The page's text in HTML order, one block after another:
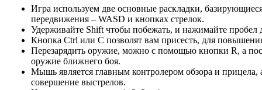
Игра используем две основные раскладки,
передвижения – WASD и кнопках стрелок.
Удерживайте Shift чтобы побежать, и нажимайте
Кнопка Ctrl или C позволят вам присесть, для
Перезарядить оружие, можно с помощью кнопки R, а
оружие ближнего боя.
Мышь является главным контролером обзора и прицела,
совершение выстрелов.